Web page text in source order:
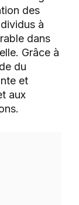
des
à
dans
Grâce à
du
et
aux